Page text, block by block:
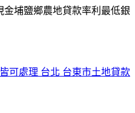
埔鹽鄉農地貸款率利最低銀
可處理 台北 台東市土地貸款